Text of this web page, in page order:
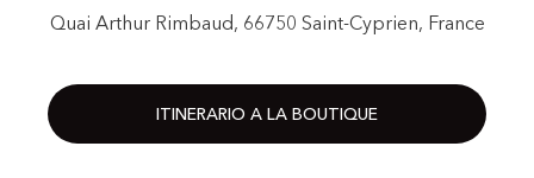
Quai Arthur Rimbaud, 66750 Saint-Cyprien, France
ITINERARIO A LA BOUTIQUE